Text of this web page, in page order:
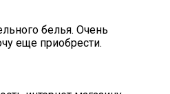
белья. Очень
еще приобрести.